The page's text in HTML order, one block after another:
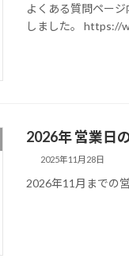
よくある質問ペー
しました。 https://
2026年 営業日
2025年11月28日
2026年11月までの